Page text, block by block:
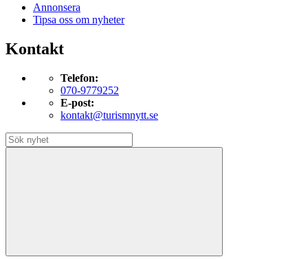
Annonsera
Tipsa oss om nyheter
Kontakt
Telefon:
070-9779252
E-post:
kontakt@turismnytt.se